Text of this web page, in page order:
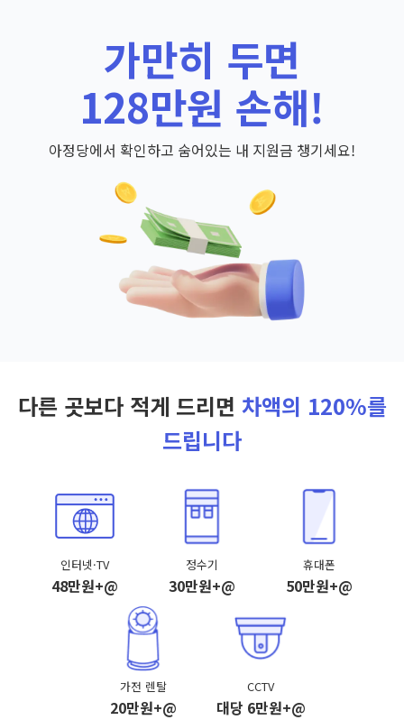
가만히 두면
128만원 손해!
아정당에서 확인하고 숨어있는 내 지원금 챙기세요!
다른 곳보다 적게 드리면 차액의 120%를
드립니다
인터넷·TV
48만원+@
정수기
30만원+@
휴대폰
50만원+@
가전 렌탈
20만원+@
CCTV
대당 6만원+@